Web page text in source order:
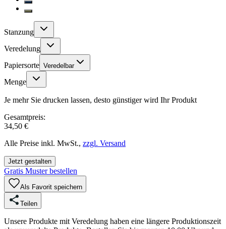
Stanzung
Veredelung
Papiersorte Veredelbar
Menge
Je mehr Sie drucken lassen, desto günstiger wird Ihr Produkt
Gesamtpreis:
34,50 €
Alle Preise inkl. MwSt., zzgl. Versand
Jetzt gestalten
Gratis Muster bestellen
Als Favorit speichern
Teilen
Unsere Produkte mit Veredelung haben eine längere Produktionszeit